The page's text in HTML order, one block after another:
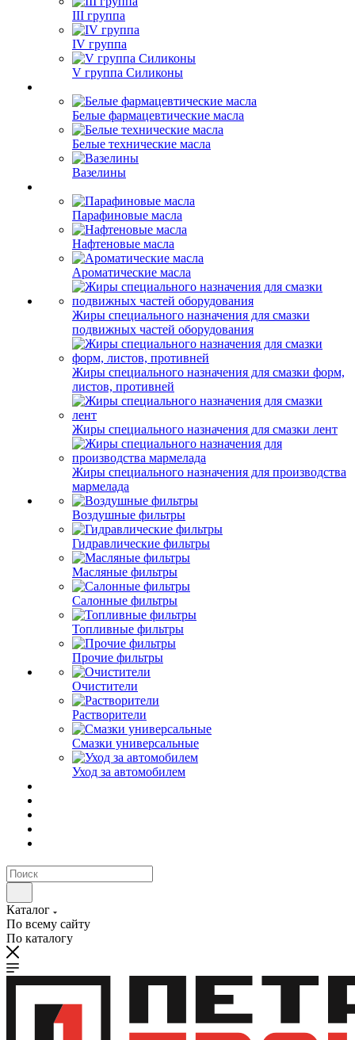
III группа
IV группа
V группа Силиконы
Белые фармацевтические масла
Белые технические масла
Вазелины
Парафиновые масла
Нафтеновые масла
Ароматические масла
Жиры специального назначения для смазки
подвижных частей оборудования
Жиры специального назначения для смазки форм,
листов, противней
Жиры специального назначения для смазки лент
Жиры специального назначения для производства
мармелада
Воздушные фильтры
Гидравлические фильтры
Масляные фильтры
Салонные фильтры
Топливные фильтры
Прочие фильтры
Очистители
Растворители
Смазки универсальные
Уход за автомобилем
Каталог
По всему сайту
По каталогу